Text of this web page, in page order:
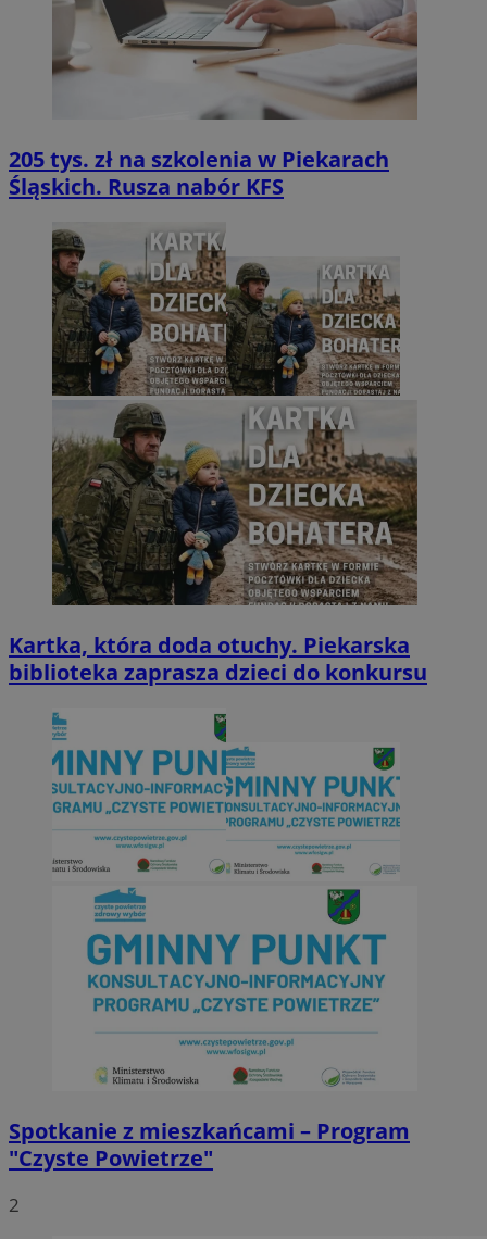
205 tys. zł na szkolenia w Piekarach
Śląskich. Rusza nabór KFS
Kartka, która doda otuchy. Piekarska
biblioteka zaprasza dzieci do konkursu
Spotkanie z mieszkańcami – Program
"Czyste Powietrze"
2